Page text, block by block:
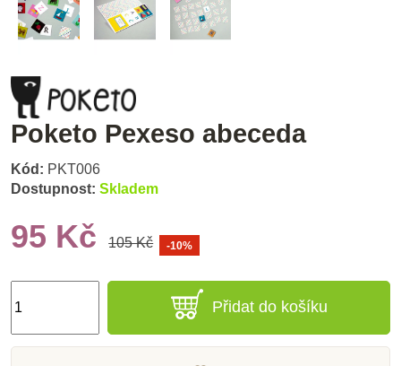
Poketo Pexeso abeceda
Kód: PKT006
Dostupnost: Skladem
95 Kč 105 Kč -10%
Přidat do košíku